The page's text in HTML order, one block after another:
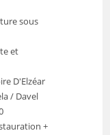
sous
et
D'Elzéar
/ Davel
+